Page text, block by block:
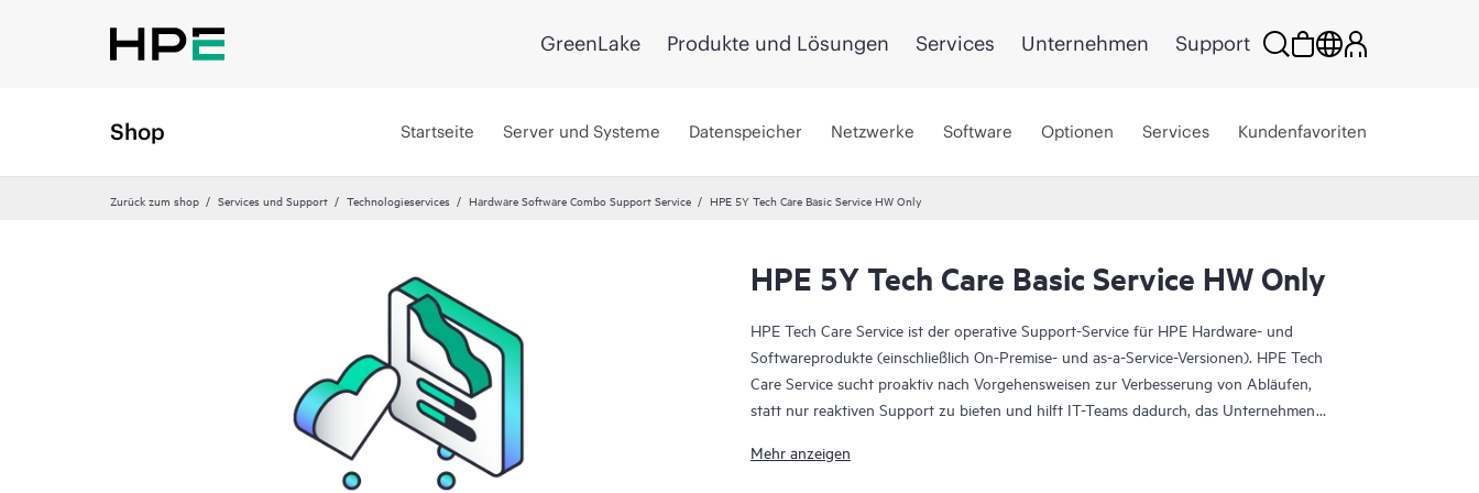
GreenLake Produkte und Lösungen Services Unternehmen Support
Shop Startseite Server und Systeme Datenspeicher Netzwerke Software Optionen Services Kundenfavoriten
Zurück zum shop Services und Support Technologieservices Hardware Software Combo Support Service HPE 5Y Tech Care Basic Service HW Only
HPE 5Y Tech Care Basic Service HW Only
HPE Tech Care Service ist der operative Support-Service für HPE Hardware- und
Softwareprodukte (einschließlich On-Premise- und as-a-Service-Versionen). HPE Tech
Care Service sucht proaktiv nach Vorgehensweisen zur Verbesserung von Abläufen,
statt nur reaktiven Support zu bieten und hilft IT-Teams dadurch, das Unternehmen
Mehr anzeigen